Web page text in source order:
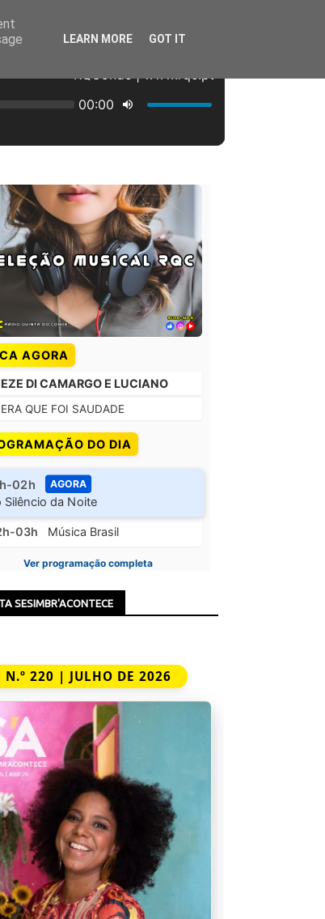
AGORA
DI CAMARGO E LUCIANO
QUE FOI SAUDADE
DO DIA
02h AGORA
Silêncio da Noite
03h Música Brasil
Ver programação completa
SESIMBR'ACONTECE
N.º 220 | JULHO DE 2026
LEARN MORE GOT IT